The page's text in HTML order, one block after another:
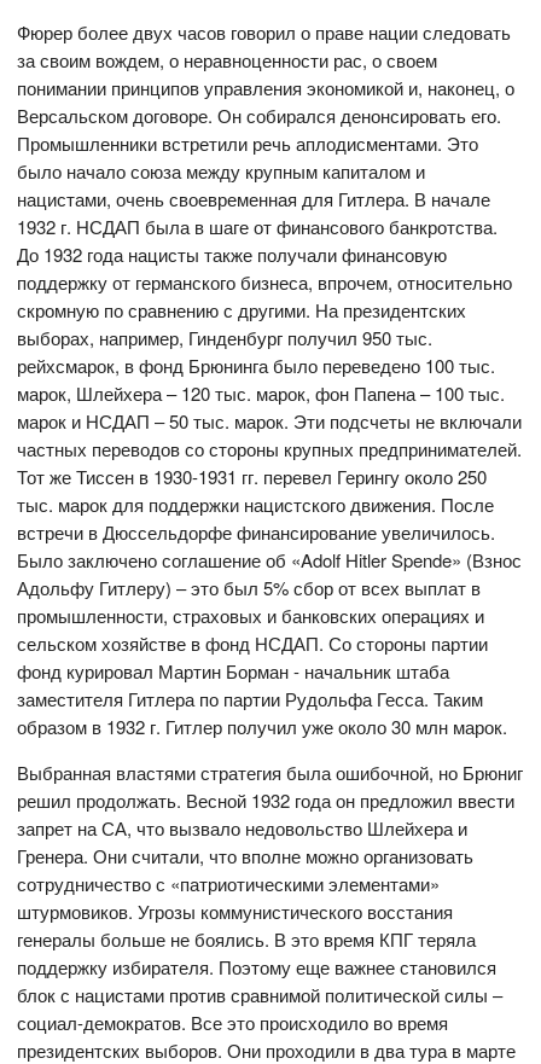
Фюрер более двух часов говорил о праве нации следовать
за своим вождем, о неравноценности рас, о своем
понимании принципов управления экономикой и, наконец, о
Версальском договоре. Он собирался денонсировать его.
Промышленники встретили речь аплодисментами. Это
было начало союза между крупным капиталом и
нацистами, очень своевременная для Гитлера. В начале
1932 г. НСДАП была в шаге от финансового банкротства.
До 1932 года нацисты также получали финансовую
поддержку от германского бизнеса, впрочем, относительно
скромную по сравнению с другими. На президентских
выборах, например, Гинденбург получил 950 тыс.
рейхсмарок, в фонд Брюнинга было переведено 100 тыс.
марок, Шлейхера – 120 тыс. марок, фон Папена – 100 тыс.
марок и НСДАП – 50 тыс. марок. Эти подсчеты не включали
частных переводов со стороны крупных предпринимателей.
Тот же Тиссен в 1930-1931 гг. перевел Герингу около 250
тыс. марок для поддержки нацистского движения. После
встречи в Дюссельдорфе финансирование увеличилось.
Было заключено соглашение об «Adolf Hitler Spende» (Взнос
Адольфу Гитлеру) – это был 5% сбор от всех выплат в
промышленности, страховых и банковских операциях и
сельском хозяйстве в фонд НСДАП. Со стороны партии
фонд курировал Мартин Борман - начальник штаба
заместителя Гитлера по партии Рудольфа Гесса. Таким
образом в 1932 г. Гитлер получил уже около 30 млн марок.
Выбранная властями стратегия была ошибочной, но Брюниг
решил продолжать. Весной 1932 года он предложил ввести
запрет на СА, что вызвало недовольство Шлейхера и
Гренера. Они считали, что вполне можно организовать
сотрудничество с «патриотическими элементами»
штурмовиков. Угрозы коммунистического восстания
генералы больше не боялись. В это время КПГ теряла
поддержку избирателя. Поэтому еще важнее становился
блок с нацистами против сравнимой политической силы –
социал-демократов. Все это происходило во время
президентских выборов. Они проходили в два тура в марте